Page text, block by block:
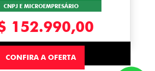
CNPJ E MICROEMPRESÁRIO
152.990,00
CONFIRA A OFERTA